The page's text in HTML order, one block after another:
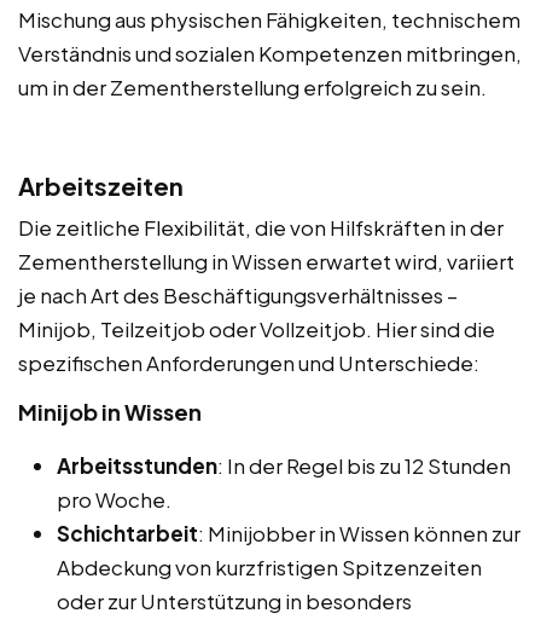
Mischung aus physischen Fähigkeiten, technischem
Verständnis und sozialen Kompetenzen mitbringen,
um in der Zementherstellung erfolgreich zu sein.
Arbeitszeiten
Die zeitliche Flexibilität, die von Hilfskräften in der
Zementherstellung in Wissen erwartet wird, variiert
je nach Art des Beschäftigungsverhältnisses –
Minijob, Teilzeitjob oder Vollzeitjob. Hier sind die
spezifischen Anforderungen und Unterschiede:
Minijob in Wissen
Arbeitsstunden: In der Regel bis zu 12 Stunden
pro Woche.
Schichtarbeit: Minijobber in Wissen können zur
Abdeckung von kurzfristigen Spitzenzeiten
oder zur Unterstützung in besonders